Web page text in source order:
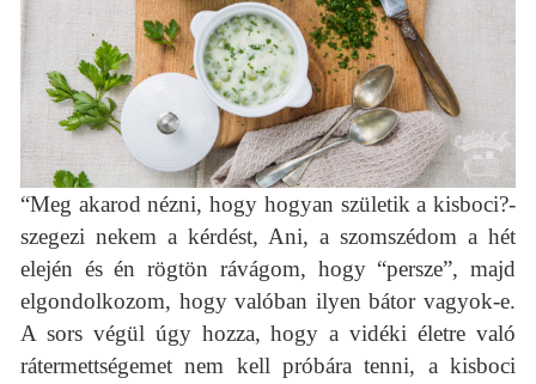
“Meg akarod nézni, hogy hogyan születik a kisboci?-
szegezi nekem a kérdést, Ani, a szomszédom a hét
elején és én rögtön rávágom, hogy “persze”, majd
elgondolkozom, hogy valóban ilyen bátor vagyok-e.
A sors végül úgy hozza, hogy a vidéki életre való
rátermettségemet nem kell próbára tenni, a kisboci